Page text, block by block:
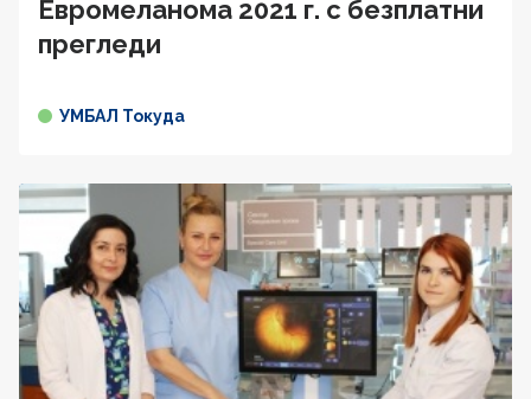
Евромеланома 2021 г. с безплатни
прегледи
УМБАЛ Токуда